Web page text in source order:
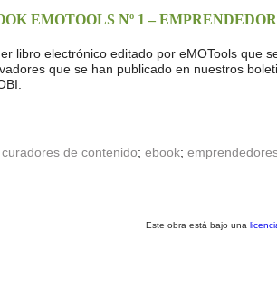
EMOTOOLS Nº 1 –
libro electrónico editado por eMOTools que
que se han publicado en nuestros
curadores de contenido; ebook;
Este obra está bajo una